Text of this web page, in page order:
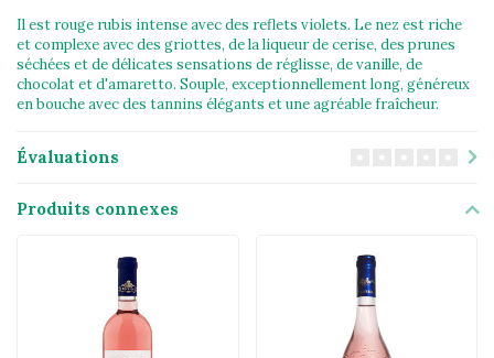
Il est rouge rubis intense avec des reflets violets. Le nez est riche
et complexe avec des griottes, de la liqueur de cerise, des prunes
séchées et de délicates sensations de réglisse, de vanille, de
chocolat et d'amaretto. Souple, exceptionnellement long, généreux
en bouche avec des tannins élégants et une agréable fraîcheur.
Évaluations
Produits connexes